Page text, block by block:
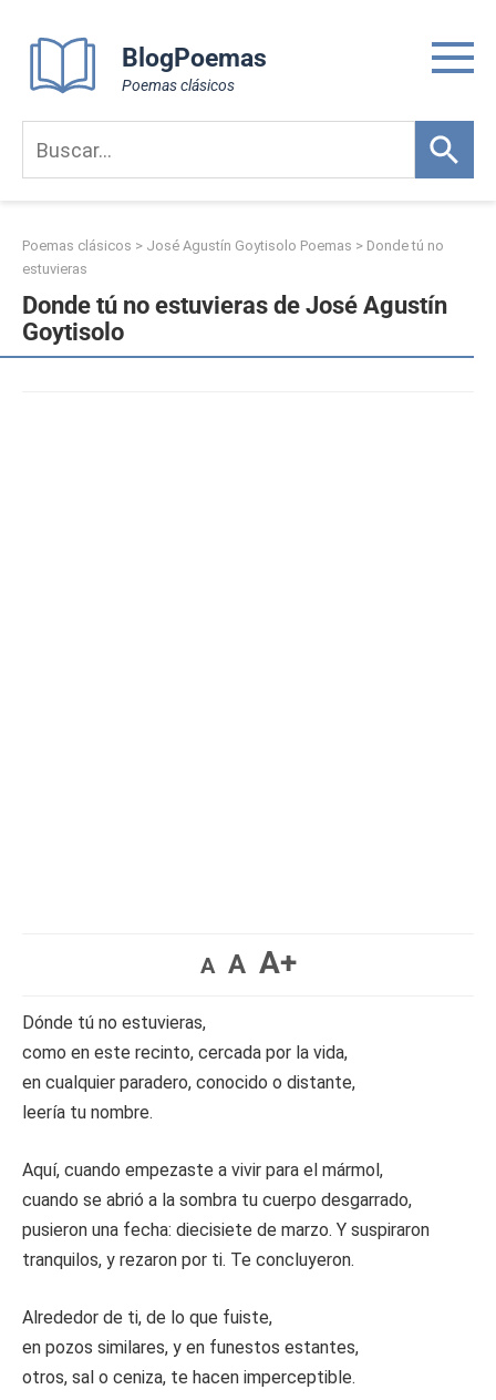
content
BlogPoemas
Poemas clásicos
Poemas clásicos > José Agustín Goytisolo Poemas > Donde tú no
estuvieras
Donde tú no estuvieras de José Agustín
Goytisolo
A A A+
Dónde tú no estuvieras,
como en este recinto, cercada por la vida,
en cualquier paradero, conocido o distante,
leería tu nombre.
Aquí, cuando empezaste a vivir para el mármol,
cuando se abrió a la sombra tu cuerpo desgarrado,
pusieron una fecha: diecisiete de marzo. Y suspiraron
tranquilos, y rezaron por ti. Te concluyeron.
Alrededor de ti, de lo que fuiste,
en pozos similares, y en funestos estantes,
otros, sal o ceniza, te hacen imperceptible.